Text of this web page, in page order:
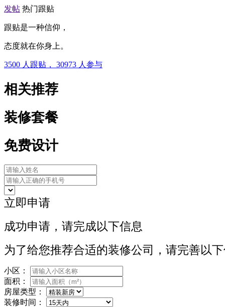
发帖 热门跟贴
跟贴是一种信仰，
态度就在你身上。
3500 人跟贴， 30973 人参与
相关推荐
装修套餐
免费设计
立即申请
成功申请，请完成以下信息
为了给您推荐合适的装修公司，请完善以
小区：
面积：
房屋类型：
装修时间：